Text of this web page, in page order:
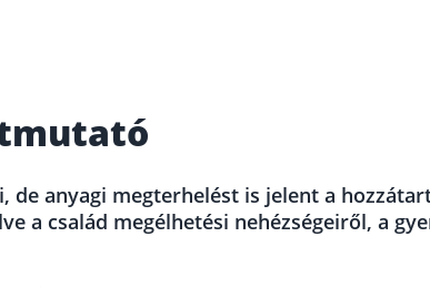
anyagi megterhelést is jelent a
a család megélhetési nehézségeiről, a